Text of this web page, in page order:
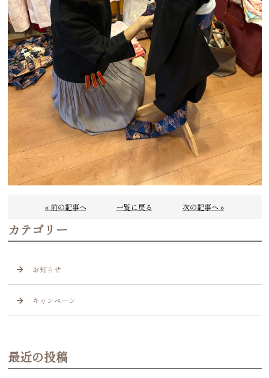
« 前の記事へ 一覧に戻る 次の記事へ »
カテゴリー
お知らせ
キャンペーン
最近の投稿